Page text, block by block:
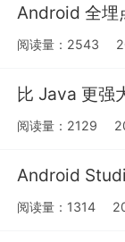
Android 全埋
阅读量：2543
比 Java 更强
阅读量：2129
Android
阅读量：1314